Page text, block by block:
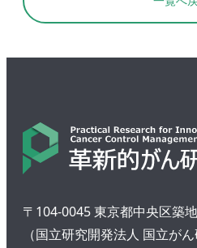
〒104-0045 東京都中央区築
（国立研究開発法人 国立が